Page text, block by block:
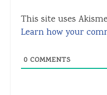
This site uses
Learn how your
0 COMMENTS